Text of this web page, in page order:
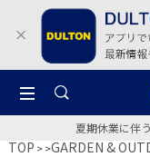
夏期休業に伴
TOP >GARDEN &